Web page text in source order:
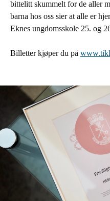
bittelitt skummelt for de aller
barna hos oss sier at alle er
Eknes ungdomsskole 25. og
Billetter kjøper du på